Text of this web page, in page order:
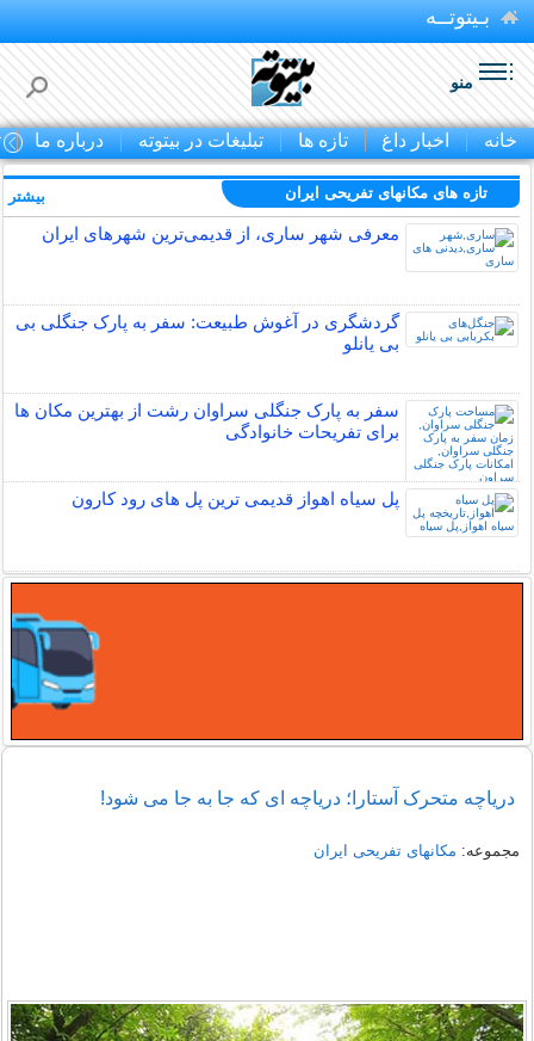
بـیتوتــه
منو
خانه اخبار داغ تازه ها تبلیغات در بیتوته درباره ما
تازه های مکانهای تفریحی ايران
معرفی شهر ساری، از قدیمی‌ترین شهرهای ایران
گردشگری در آغوش طبیعت: سفر به پارک جنگلی بی
بی یانلو
سفر به پارک جنگلی سراوان رشت از بهترین مکان ها
برای تفریحات خانوادگی
پل سیاه اهواز قدیمی ترین پل های رود کارون
بیشتر
دریاچه متحرک آستارا؛ دریاچه ای که جا به جا می شود!
مجموعه: مکانهای تفریحی ايران